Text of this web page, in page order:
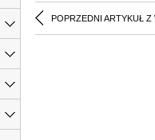
POPRZEDNI ARTYKUŁ Z